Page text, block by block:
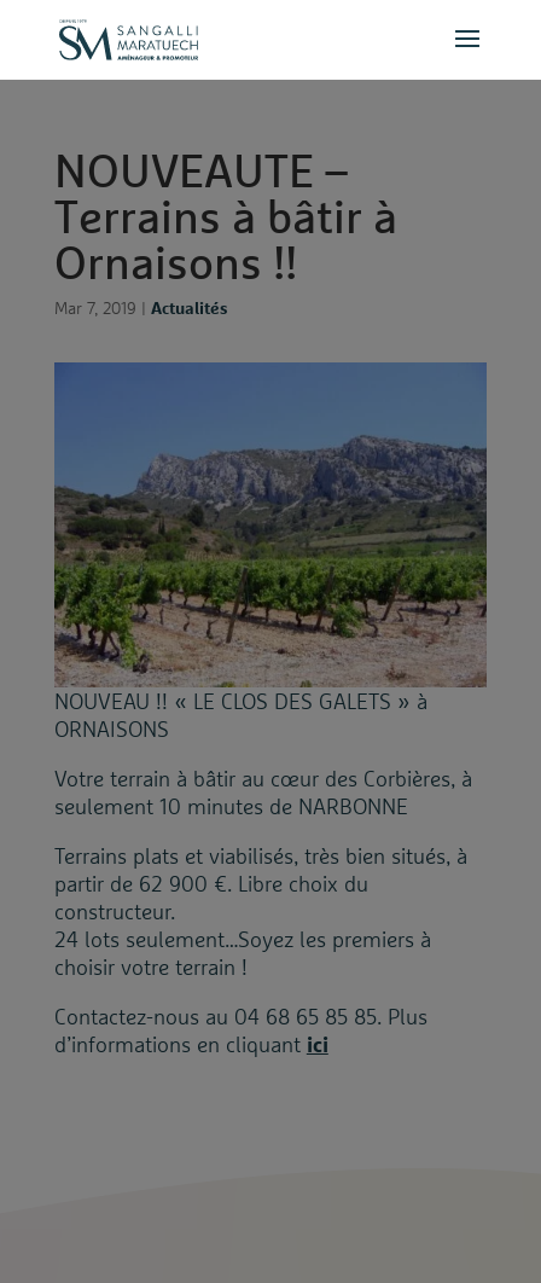
Panneau de gestion des cookies
NOUVEAUTE –
Terrains à bâtir à
Ornaisons !!
Mar 7, 2019 | Actualités
NOUVEAU !! « LE CLOS DES GALETS » à
ORNAISONS
Votre terrain à bâtir au cœur des Corbières, à
seulement 10 minutes de NARBONNE
Terrains plats et viabilisés, très bien situés, à
partir de 62 900 €. Libre choix du
constructeur.
24 lots seulement…Soyez les premiers à
choisir votre terrain !
Contactez-nous au 04 68 65 85 85. Plus
d’informations en cliquant ici